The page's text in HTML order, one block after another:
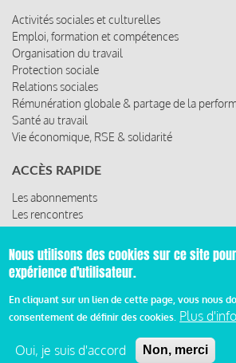
Activités sociales et culturelles
Emploi, formation et compétences
Organisation du travail
Protection sociale
Relations sociales
Rémunération globale & partage de la
Santé au travail
Vie économique, RSE & solidarité
ACCÈS RAPIDE
Les abonnements
Les rencontres
Les ressources
© 2019 Miroir Social - Réalisé par
Pied
Mentions légales et condition générale
d’abonnement
Nous utilisons des cookies sur ce site
expérience d'utilisateur.
En cliquant sur un lien de cette page, vous nous
consentement de définir des cookies. Plus
Oui, je suis d'accord Non, merci